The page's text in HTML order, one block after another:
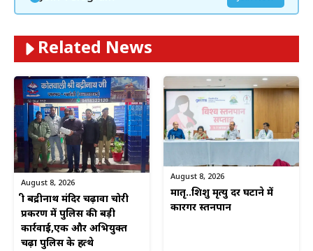
Related News
August 8, 2026
श्री बद्रीनाथ मंदिर चढ़ावा चोरी
प्रकरण में पुलिस की बड़ी
कार्रवाई,एक और अभियुक्त
चढ़ा पुलिस के हत्थे
August 8, 2026
मातृ..शिशु मृत्यु दर घटाने में
कारगर स्तनपान